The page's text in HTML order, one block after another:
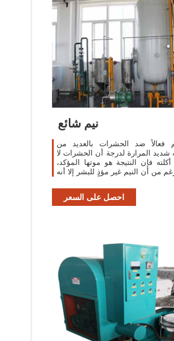
نيم شائع
فعالاً ضد الحشرات بالعديد من
شديد المرارة لدرجة أن الحشرات لا
فإن النتيجة هو موتها المؤكد،
احصل على السعر